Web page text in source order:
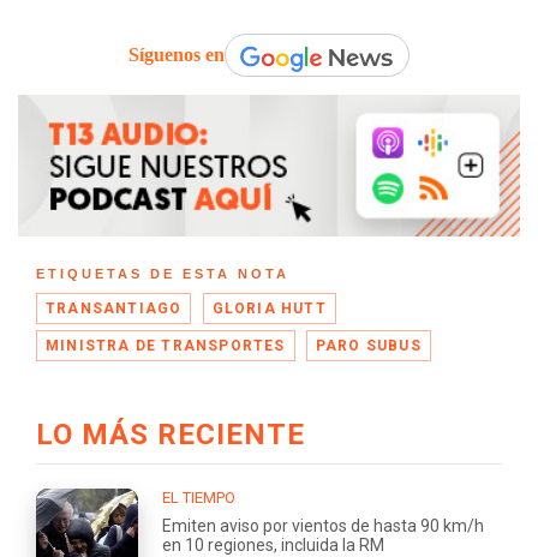
Síguenos en
ETIQUETAS DE ESTA NOTA
TRANSANTIAGO GLORIA HUTT
MINISTRA DE TRANSPORTES PARO SUBUS
LO MÁS RECIENTE
EL TIEMPO
Emiten aviso por vientos de hasta 90 km/h
en 10 regiones, incluida la RM